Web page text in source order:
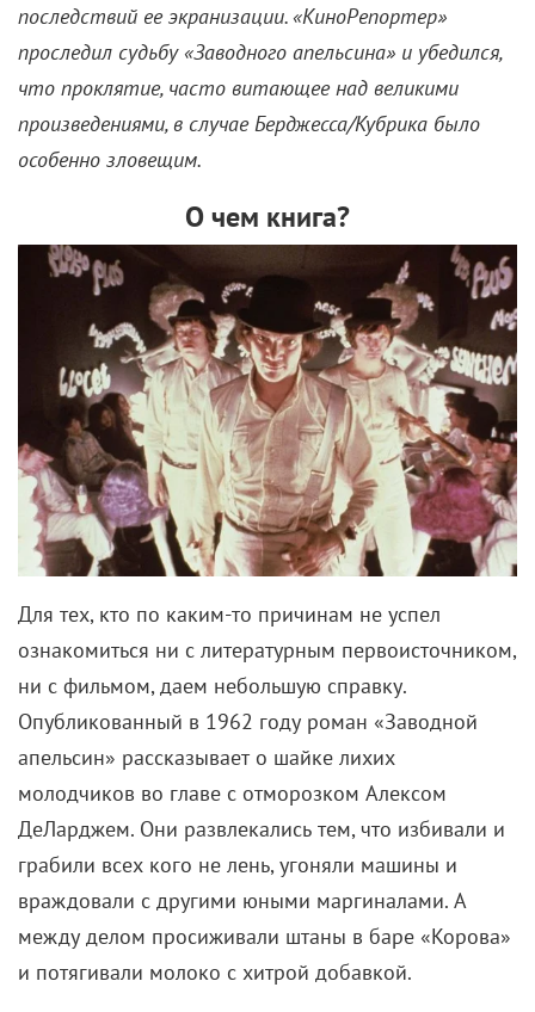
последствий ее экранизации. «КиноРепортер»
проследил судьбу «Заводного апельсина» и убедился,
что проклятие, часто витающее над великими
произведениями, в случае Берджесса/Кубрика было
особенно зловещим.
О чем книга?
Для тех, кто по каким-то причинам не успел
ознакомиться ни с литературным первоисточником,
ни с фильмом, даем небольшую справку.
Опубликованный в 1962 году роман «Заводной
апельсин» рассказывает о шайке лихих
молодчиков во главе с отморозком Алексом
ДеЛарджем. Они развлекались тем, что избивали и
грабили всех кого не лень, угоняли машины и
враждовали с другими юными маргиналами. А
между делом просиживали штаны в баре «Корова»
и потягивали молоко с хитрой добавкой.